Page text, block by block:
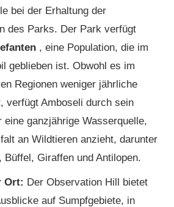
bei der Erhaltung der
des Parks. Der Park verfügt
, eine Population, die im
geblieben ist. Obwohl es im
Regionen weniger jährliche
verfügt Amboseli durch sein
eine ganzjährige Wasserquelle,
an Wildtieren anzieht, darunter
Büffel, Giraffen und Antilopen.
Ort: Der Observation Hill bietet
auf Sumpfgebiete, in